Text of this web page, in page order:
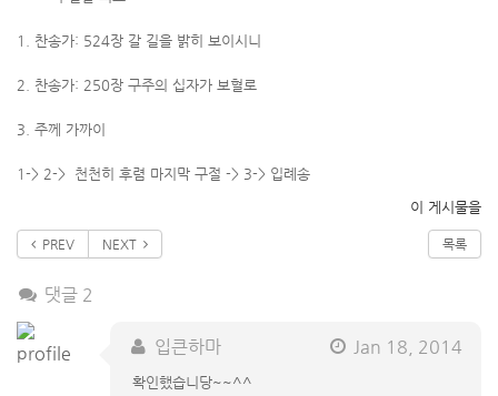
1. 찬송가: 524장 갈 길을 밝히 보이시니
2. 찬송가: 250장 구주의 십자가 보혈로
3. 주께 가까이
1-> 2-> 천천히 후렴 마지막 구절 -> 3-> 입례송
이 게시물을
PREV NEXT 목록
댓글 2
입큰하마 Jan 18, 2014
확인했습니당~~^^